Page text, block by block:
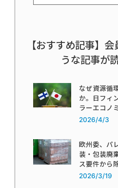
【おすすめ記事】
うな記事が
なぜ資源循
か。日フィ
ラーエコノ
2026/4/3
欧州委、パ
装・包装廃
ス要件から
2026/3/19